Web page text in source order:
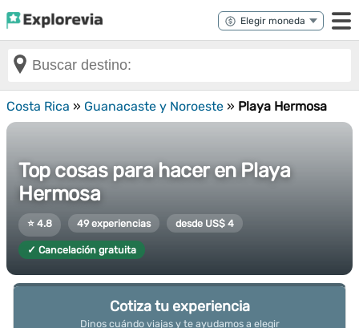
Costa Rica » Guanacaste y Noroeste » Playa Hermosa
Top cosas para hacer en Playa
Hermosa
⭐ 4.8 49 experiencias desde US$ 4
✓ Cancelación gratuita
Cotiza tu experiencia
Dinos cuándo viajas y te ayudamos a elegir